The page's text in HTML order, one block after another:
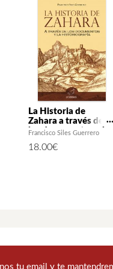
La Historia de
Zahara a través de
los documentos y la
Francisco Siles Guerrero
18.00€
tu email y te